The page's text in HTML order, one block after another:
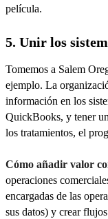
película.
5. Unir los
Tomemos a Salem
ejemplo. La
información en los
QuickBooks, y tener
los tratamientos, el
Cómo añadir valor
operaciones
encargadas de las
sus datos) y crear